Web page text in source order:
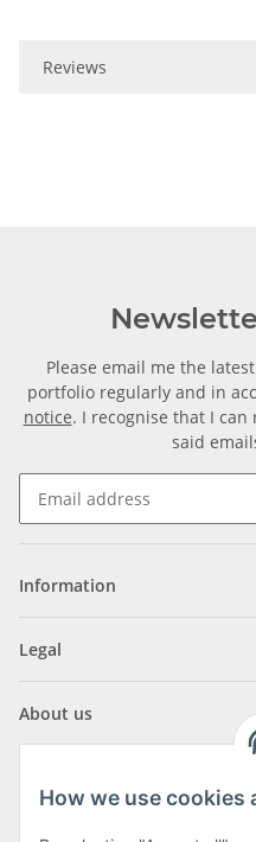
Reviews
Please email me the
portfolio regularly and in
notice. I recognise that I can
said
Information
Legal
About us
How we use cookies